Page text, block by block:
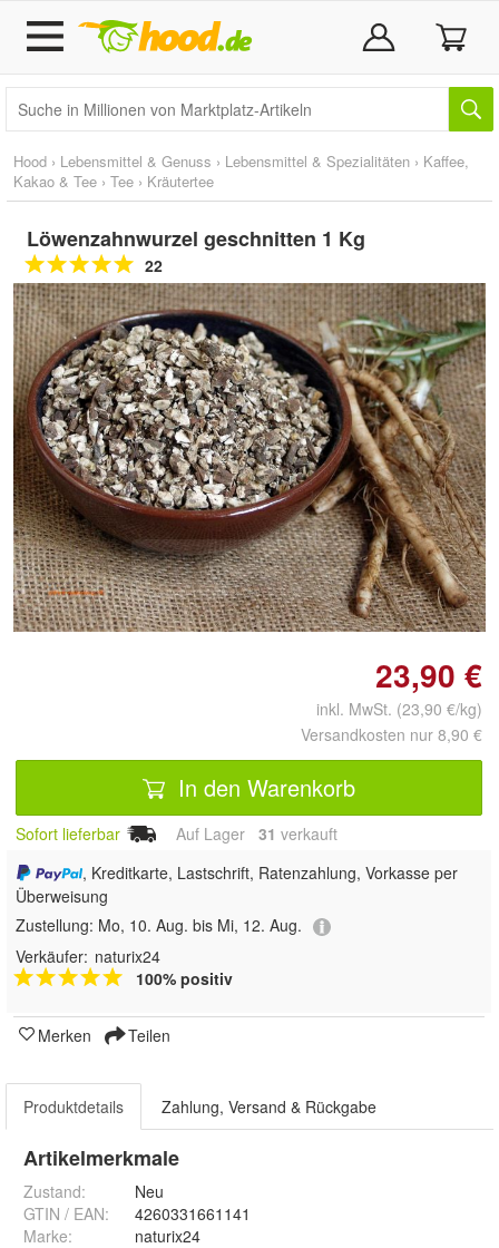
Hood › Lebensmittel & Genuss › Lebensmittel & Spezialitäten › Kaffee,
Kakao & Tee › Tee › Kräutertee
Löwenzahnwurzel geschnitten 1 Kg
22
Doppelt antippen zum
vergrößern
23,90 €
inkl. MwSt. (23,90 €/kg)
Versandkosten nur 8,90 €
In den Warenkorb
Sofort lieferbar Auf Lager 31 verkauft
, Kreditkarte, Lastschrift, Ratenzahlung, Vorkasse per
Überweisung
Zustellung: Mo, 10. Aug. bis Mi, 12. Aug.
Verkäufer: naturix24
100% positiv
Merken Teilen
Produktdetails Zahlung, Versand & Rückgabe
Artikelmerkmale
Zustand:
Neu
GTIN / EAN:
4260331661141
Marke:
naturix24